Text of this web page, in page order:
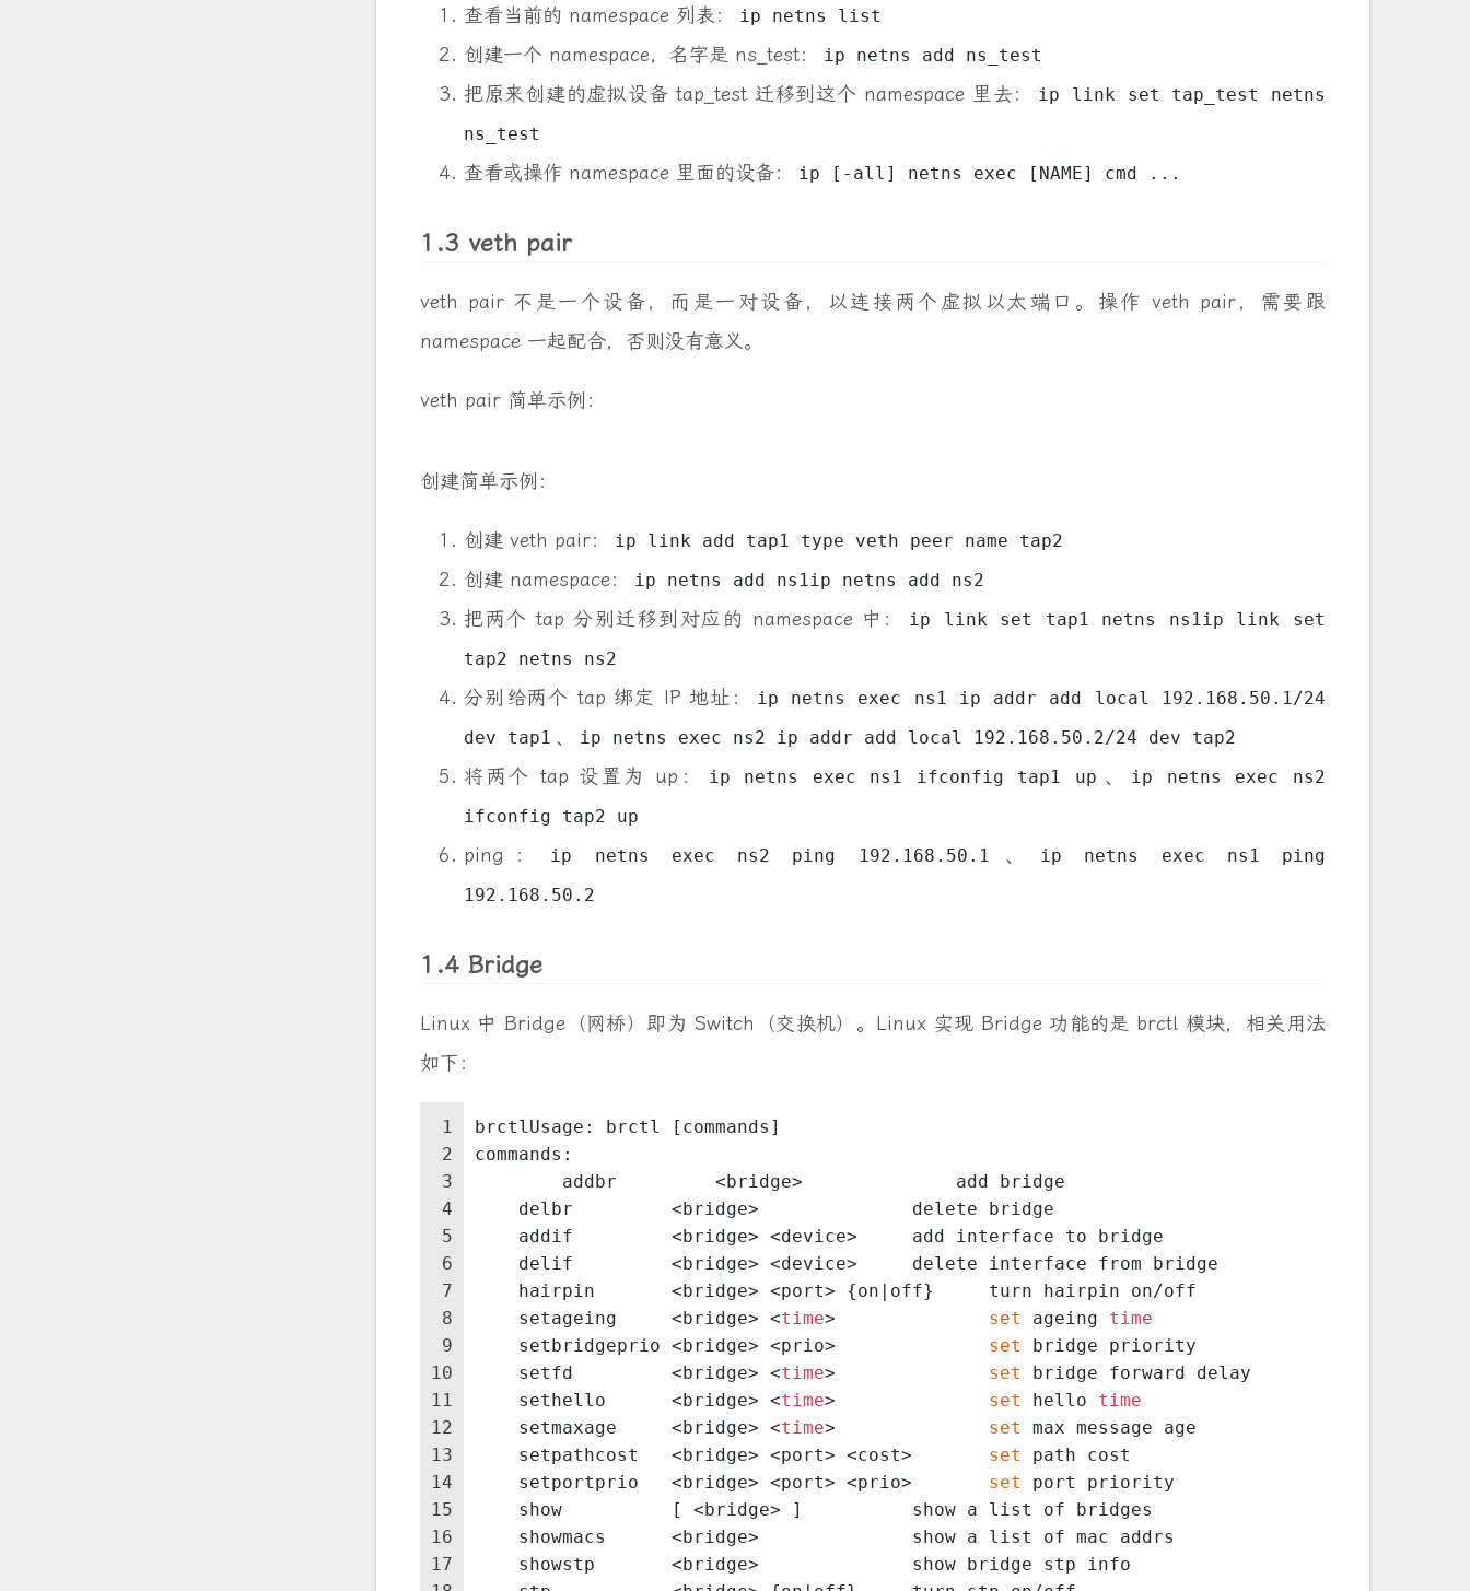
查看当前的 namespace 列表： ip netns list
创建一个 namespace，名字是 ns_test： ip netns add ns_test
把原来创建的虚拟设备 tap_test 迁移到这个 namespace 里去：
ip link set tap_test netns
ns_test
查看或操作 namespace 里面的设备： ip [-all] netns exec [NAME] cmd ...
1.3 veth pair
veth pair 不是一个设备，而是一对设备，以连接两个虚拟以太端口。操作 veth pair，需要跟
namespace 一起配合，否则没有意义。
veth pair 简单示例：
创建简单示例：
分别给两个 tap 绑定 IP 地址：
将两个 tap 设置为 up： ip netns exec ns1 ifconfig tap1 up 、 ip netns exec ns2
ifconfig tap2 up
192.168.50.2
1.4 Bridge
Linux 中 Bridge（网桥）即为 Switch（交换机）。Linux 实现 Bridge 功能的是 brctl 模块，相关用法
如下：
1
2
3
4
5
6
7
8
brctlUsage: brctl [commands]
commands:
	addbr         <bridge>              add bridge
    delbr         <bridge>              delete bridge
    addif         <bridge> <device>     add interface to bridge
    delif         <bridge> <device>     delete interface from bridge
    hairpin       <bridge> <port> {on|off}     turn hairpin on/off
    setageing     <bridge> <
> set ageing time